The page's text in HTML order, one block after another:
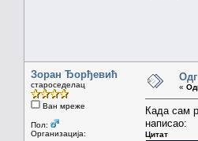
Зоран Ђорђевић
староседелац
Ван мреже
Пол:
Организација:
«
Када сам
написао:
Цитат